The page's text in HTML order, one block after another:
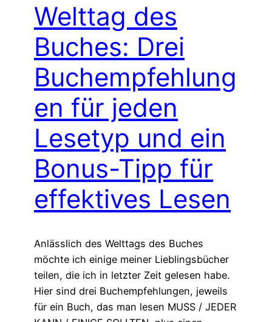
Welttag des
Buches: Drei
Buchempfehlung
en für jeden
Lesetyp und ein
Bonus-Tipp für
effektives Lesen
Anlässlich des Welttags des Buches
möchte ich einige meiner Lieblingsbücher
teilen, die ich in letzter Zeit gelesen habe.
Hier sind drei Buchempfehlungen, jeweils
für ein Buch, das man lesen MUSS / JEDER